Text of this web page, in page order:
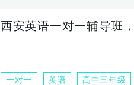
西安英语一对一辅导班
一对一 英语 高中三年级